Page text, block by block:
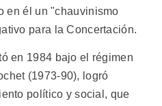
en él un "chauvinismo
para la Concertación.
en 1984 bajo el régimen
(1973-90), logró
político y social, que